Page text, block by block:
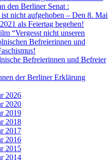
den Berliner Senat :
nicht aufgehoben – Den 8. Mai
als Feiertag begehen!
“Vergesst nicht unseren
Befreierinnen und
Befreierinnen und Befreier
der Berliner Erklärung
2026
2020
2019
2018
2017
2016
2015
2014